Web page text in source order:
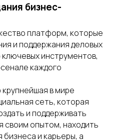
бизнес-
платформ, которые
и поддержания деловых
инструментов,
каждого
крупнейшая в мире
сеть, которая
и поддерживать
своим опытом, находить
и карьеры, а